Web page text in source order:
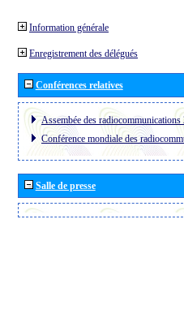
Information générale
Enregistrement des délégués
Conférences relatives
Assembée des
Conférence mondiale des
Salle de presse